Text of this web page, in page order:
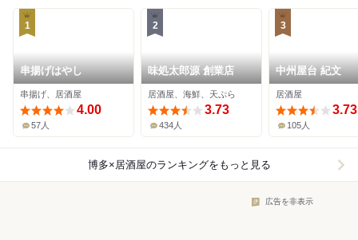
1
串揚げはやし
串揚げ、居酒屋
4.00
57人
2
味処太郎源 創業店
居酒屋、海鮮、天ぷら
3.73
434人
3
中州屋台 紀文
居酒屋
3.73
105人
博多×居酒屋のランキングをもっと見る
広告を非表示